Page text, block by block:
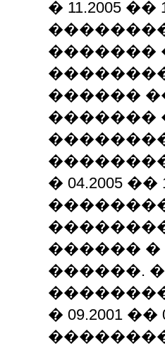
� 11.2005
�������
������
�������
� 04.2005
������
������.
� 09.2001